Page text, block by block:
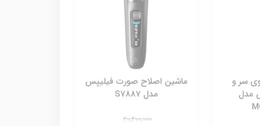
سر و
مدل
ماشین اصلاح صورت فیلیپس
مدل S7887
20,400,000